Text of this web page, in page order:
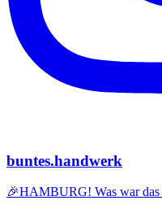
buntes.handwerk
🎉HAMBURG! Was war